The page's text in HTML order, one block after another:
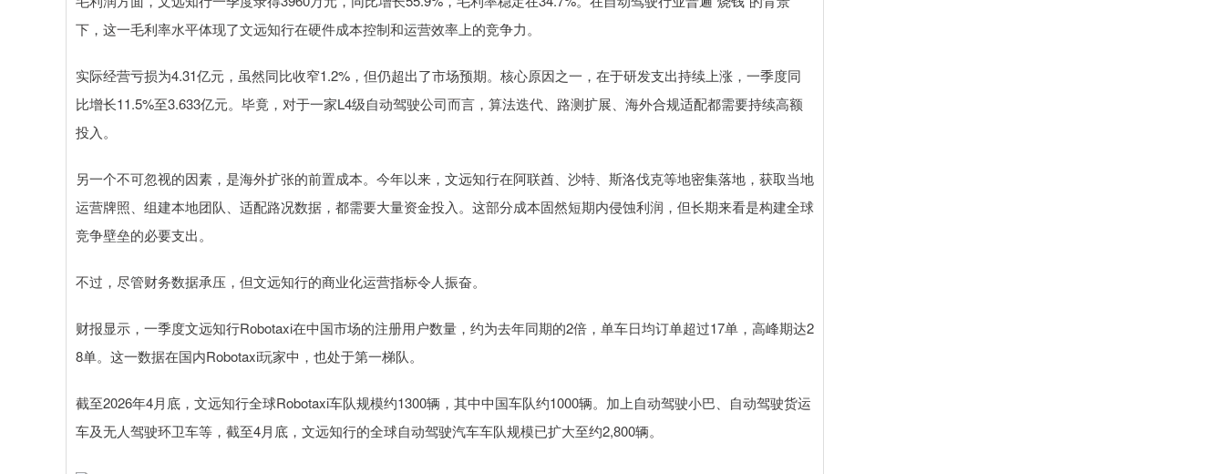
下，这一毛利率水平体现了文远知行在硬件成本控制和运营效率上的竞争力。
实际经营亏损为4.31亿元，虽然同比收窄1.2%，但仍超出了市场预期。核心原因之一，在于研发支出持续上涨，一季度同
比增长11.5%至3.633亿元。毕竟，对于一家L4级自动驾驶公司而言，算法迭代、路测扩展、海外合规适配都需要持续高额
投入。
另一个不可忽视的因素，是海外扩张的前置成本。今年以来，文远知行在阿联酋、沙特、斯洛伐克等地密集落地，获取当地
运营牌照、组建本地团队、适配路况数据，都需要大量资金投入。这部分成本固然短期内侵蚀利润，但长期来看是构建全球
竞争壁垒的必要支出。
不过，尽管财务数据承压，但文远知行的商业化运营指标令人振奋。
财报显示，一季度文远知行Robotaxi在中国市场的注册用户数量，约为去年同期的2倍，单车日均订单超过17单，高峰期达2
8单。这一数据在国内Robotaxi玩家中，也处于第一梯队。
截至2026年4月底，文远知行全球Robotaxi车队规模约1300辆，其中中国车队约1000辆。加上自动驾驶小巴、自动驾驶货运
车及无人驾驶环卫车等，截至4月底，文远知行的全球自动驾驶汽车车队规模已扩大至约2,800辆。